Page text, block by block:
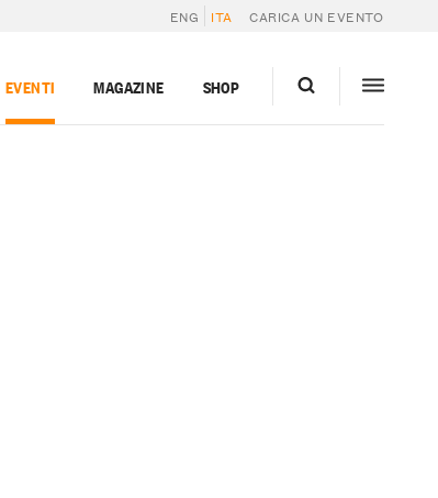
ENG ITA CARICA UN EVENTO
EVENTI MAGAZINE SHOP